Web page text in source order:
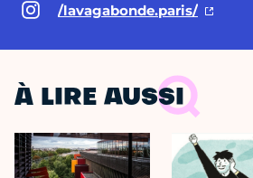
/lavagabonde.paris/
À LIRE AUSSI